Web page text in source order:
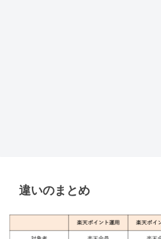
違いのまとめ